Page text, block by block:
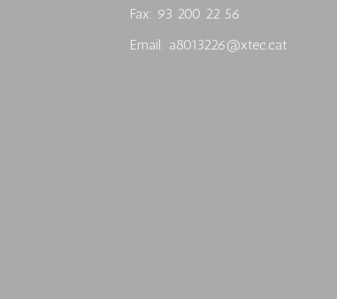
Fax: 93 200 22 56
Email: a8013226@xtec.cat